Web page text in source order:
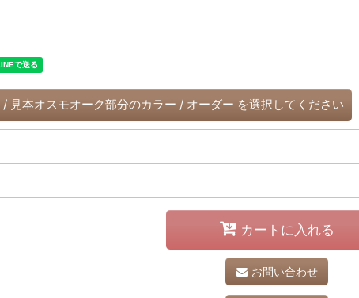
/ 見本オスモオーク部分のカラー / オーダー を選択してください
カートに入れる
お問い合わせ